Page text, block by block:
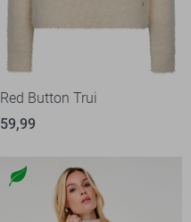
Red Button Trui
59,99